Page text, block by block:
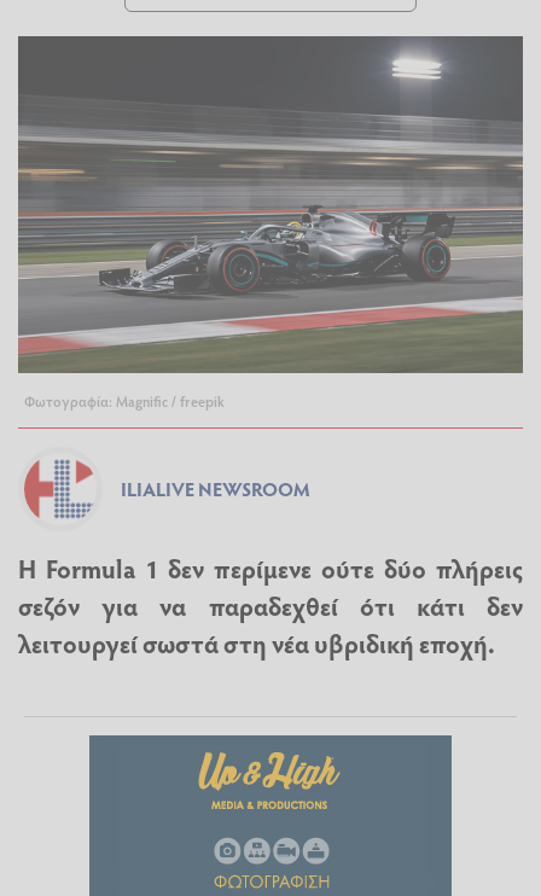
Φωτογραφία: Magnific / freepik
ILIALIVE NEWSROOM
Η Formula 1 δεν περίμενε ούτε δύο πλήρεις
σεζόν για να παραδεχθεί ότι κάτι δεν
λειτουργεί σωστά στη νέα υβριδική εποχή.